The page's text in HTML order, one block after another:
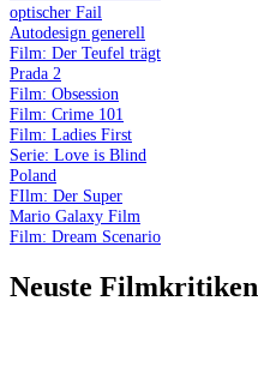
optischer Fail
Autodesign generell
Film: Der Teufel trägt
Prada 2
Film: Obsession
Film: Crime 101
Film: Ladies First
Serie: Love is Blind
Poland
FIlm: Der Super
Mario Galaxy Film
Film: Dream Scenario
Neuste Filmkritiken